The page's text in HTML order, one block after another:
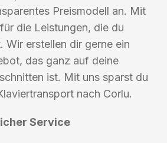
Preismodell an. Mit
die Leistungen, die du
Wir erstellen dir gerne ein
das ganz auf deine
ist. Mit uns sparst du
nach Corlu.
Service